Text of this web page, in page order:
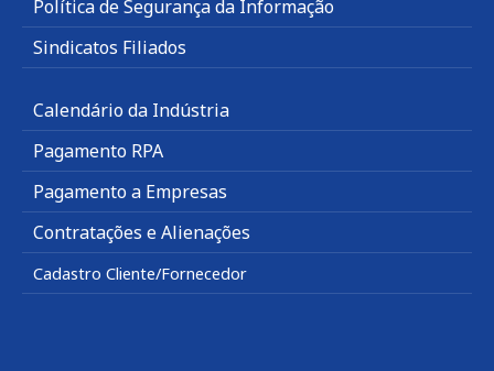
Política de Segurança da Informação
Sindicatos Filiados
Calendário da Indústria
Pagamento RPA
Pagamento a Empresas
Contratações e Alienações
Cadastro Cliente/Fornecedor